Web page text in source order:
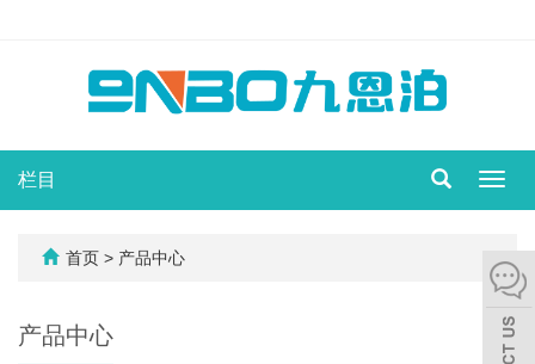
切
换
栏目
首页 > 产品中心
产品中心